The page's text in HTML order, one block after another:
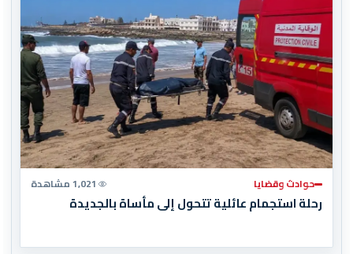
حوادث وقضايا 1,021 مشاهدة
رحلة استجمام عائلية تتحول إلى مأساة بالجديدة